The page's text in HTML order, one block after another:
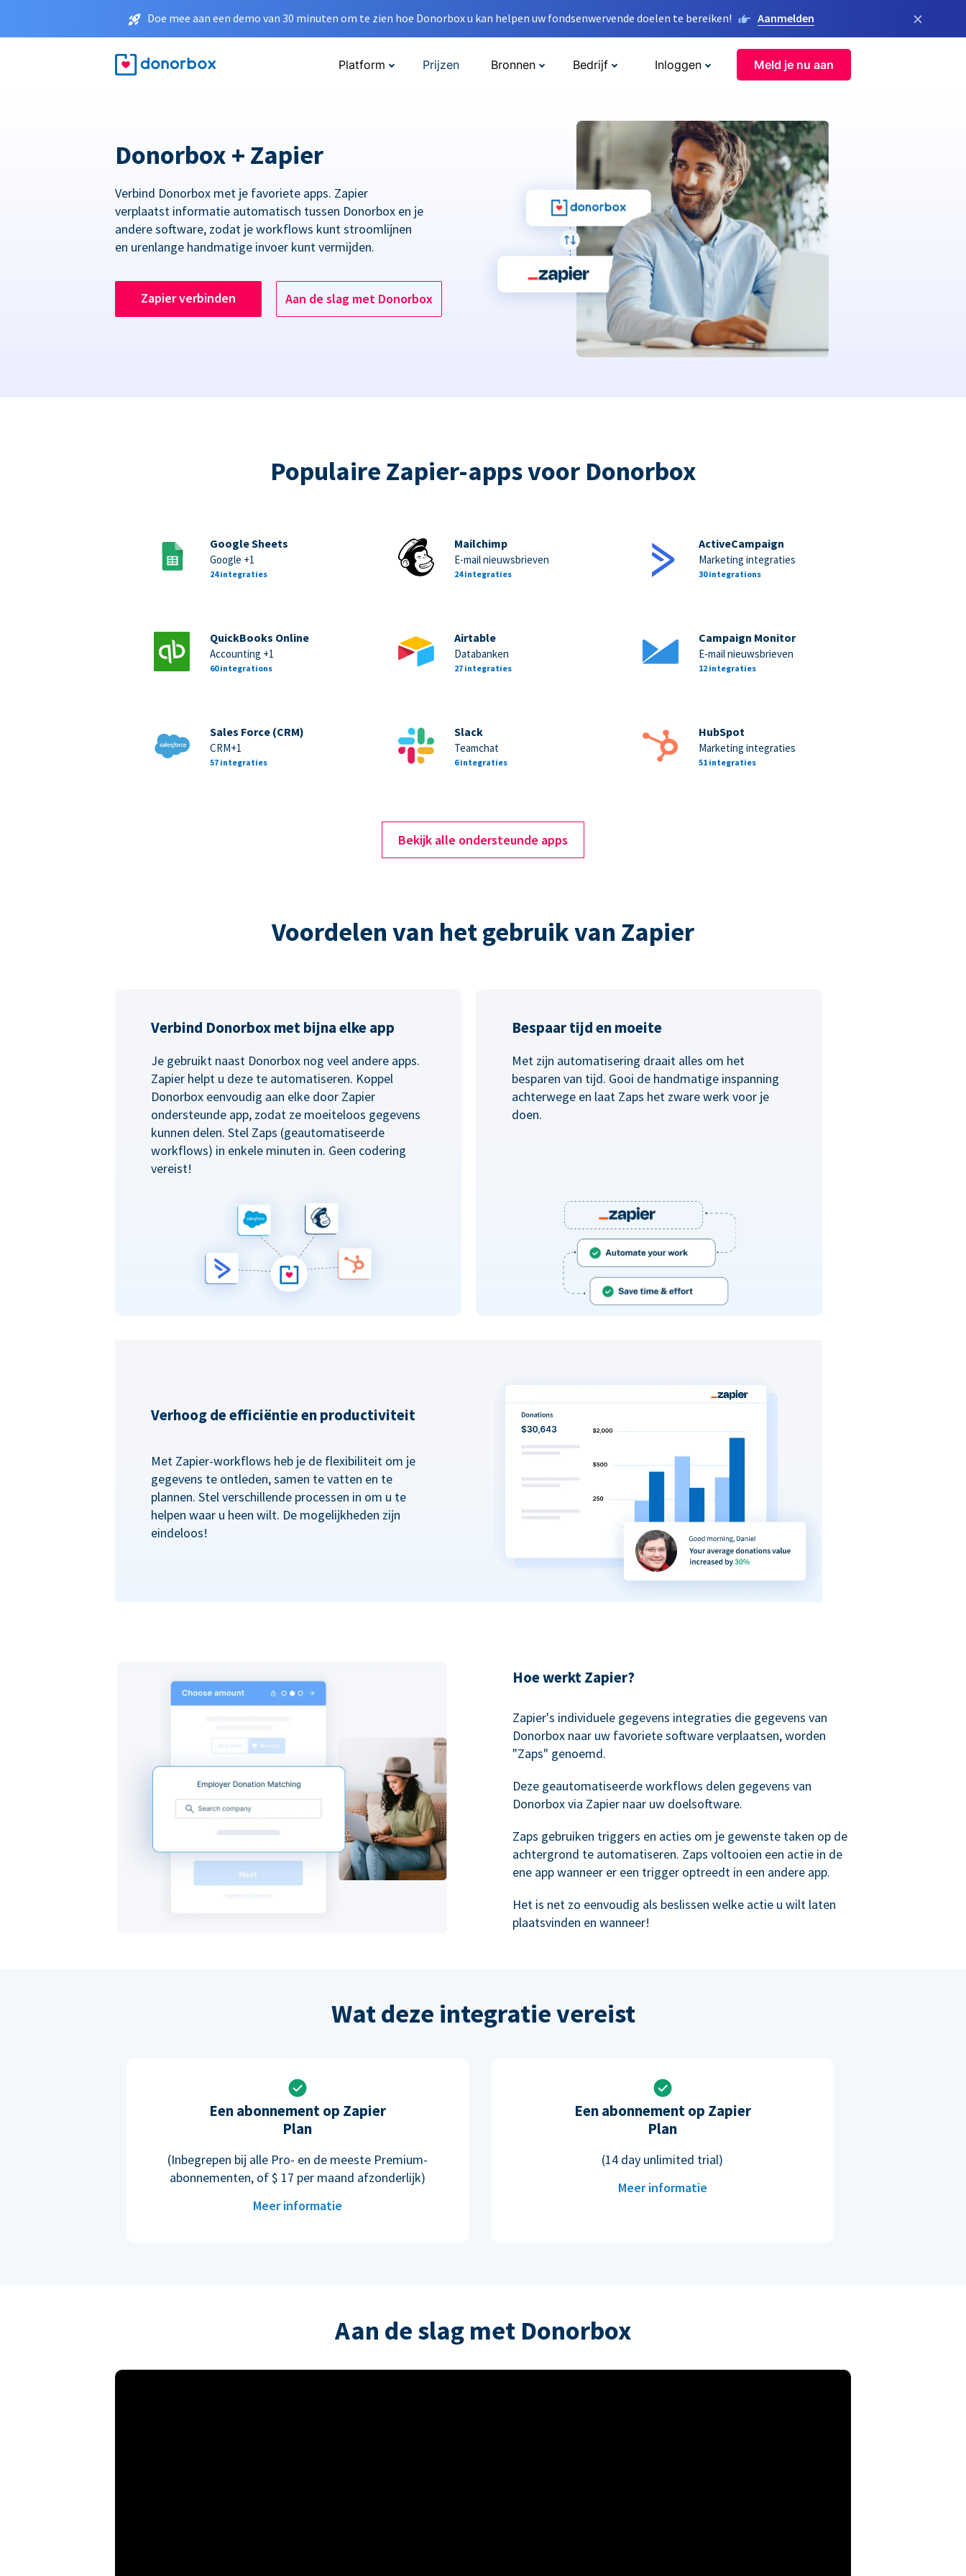
Doe mee aan een demo van 30 minuten om te zien hoe Donorbox u kan helpen uw fondsenwervende doelen te bereiken! Aanmelden ×
Platform Prijzen Bronnen Bedrijf Inloggen Meld je nu aan
Donorbox + Zapier
Verbind Donorbox met je favoriete apps. Zapier
verplaatst informatie automatisch tussen Donorbox en je
andere software, zodat je workflows kunt stroomlijnen
en urenlange handmatige invoer kunt vermijden.
Zapier verbinden Aan de slag met Donorbox
Populaire Zapier-apps voor Donorbox
Google Sheets
Google +1
24 integraties
Mailchimp
E-mail nieuwsbrieven
24 integraties
ActiveCampaign
Marketing integraties
30 integrations
QuickBooks Online
Accounting +1
60 integrations
Airtable
Databanken
27 integraties
Campaign Monitor
E-mail nieuwsbrieven
12 integraties
Sales Force (CRM)
CRM+1
57 integraties
Slack
Teamchat
6 integraties
HubSpot
Marketing integraties
51 integraties
Bekijk alle ondersteunde apps
Voordelen van het gebruik van Zapier
Verbind Donorbox met bijna elke app
Je gebruikt naast Donorbox nog veel andere apps.
Zapier helpt u deze te automatiseren. Koppel
Donorbox eenvoudig aan elke door Zapier
ondersteunde app, zodat ze moeiteloos gegevens
kunnen delen. Stel Zaps (geautomatiseerde
workflows) in enkele minuten in. Geen codering
vereist!
Bespaar tijd en moeite
Met zijn automatisering draait alles om het
besparen van tijd. Gooi de handmatige inspanning
achterwege en laat Zaps het zware werk voor je
doen.
Verhoog de efficiëntie en productiviteit
Met Zapier-workflows heb je de flexibiliteit om je
gegevens te ontleden, samen te vatten en te
plannen. Stel verschillende processen in om u te
helpen waar u heen wilt. De mogelijkheden zijn
eindeloos!
Hoe werkt Zapier?
Zapier's individuele gegevens integraties die gegevens van
Donorbox naar uw favoriete software verplaatsen, worden
"Zaps" genoemd.
Deze geautomatiseerde workflows delen gegevens van
Donorbox via Zapier naar uw doelsoftware.
Zaps gebruiken triggers en acties om je gewenste taken op de
achtergrond te automatiseren. Zaps voltooien een actie in de
ene app wanneer er een trigger optreedt in een andere app.
Het is net zo eenvoudig als beslissen welke actie u wilt laten
plaatsvinden en wanneer!
Wat deze integratie vereist
Een abonnement op Zapier
Plan
(Inbegrepen bij alle Pro- en de meeste Premium-
abonnementen, of $ 17 per maand afzonderlijk)
Meer informatie
Een abonnement op Zapier
Plan
(14 day unlimited trial)
Meer informatie
Aan de slag met Donorbox